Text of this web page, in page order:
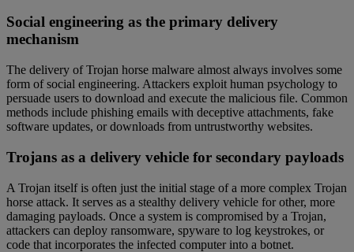
Social engineering as the primary delivery
mechanism
The delivery of Trojan horse malware almost always involves some
form of social engineering. Attackers exploit human psychology to
persuade users to download and execute the malicious file. Common
methods include phishing emails with deceptive attachments, fake
software updates, or downloads from untrustworthy websites.
Trojans as a delivery vehicle for secondary payloads
A Trojan itself is often just the initial stage of a more complex Trojan
horse attack. It serves as a stealthy delivery vehicle for other, more
damaging payloads. Once a system is compromised by a Trojan,
attackers can deploy ransomware, spyware to log keystrokes, or
code that incorporates the infected computer into a botnet.